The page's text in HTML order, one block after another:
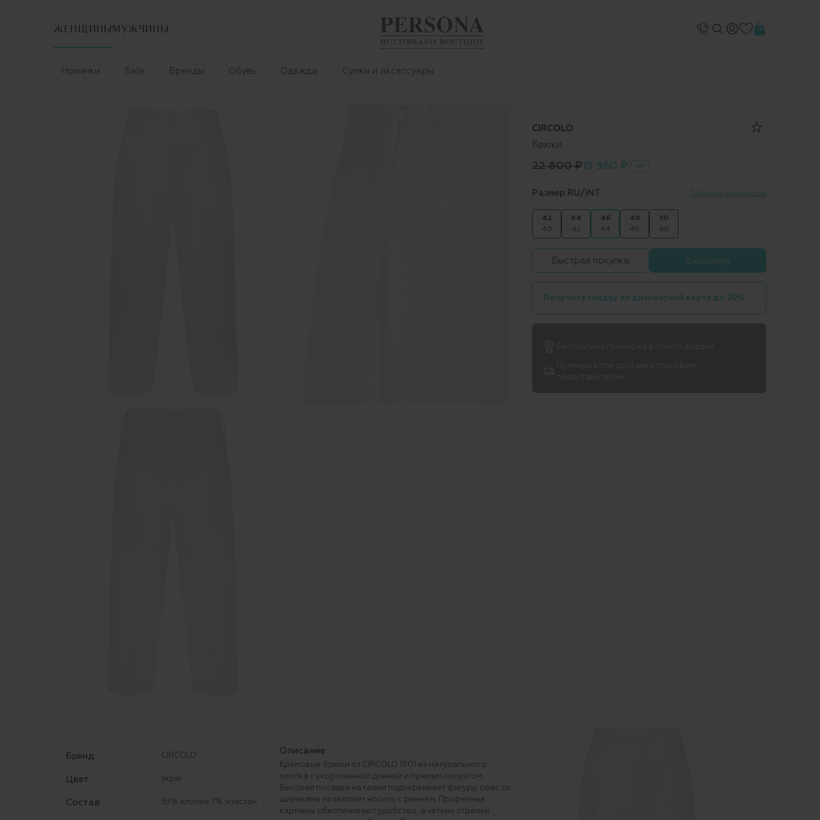
ЖЕНЩИНЫ МУЖЧИНЫ
Новинки Sale Бренды Обувь Одежда Сумки и аксессуары
CIRCOLO
Брюки
22 800 ₽15 960 ₽ -30%
Размер RU/INT Таблица размеров
42
40
44
42
46
44
48
46
50
48
Быстрая покупка В корзину
Получите скидку по дисконтной карте до 20%
Бренд CIRCOLO
Цвет экрю
Состав 93% хлопок 7% эластан
Описание
Кремовые брюки от CIRCOLO 1901 из натурального
хлопка с укороченной длиной и прямым силуэтом.
Высокая посадка на талии подчеркивает фигуру, пояс со
шлевками позволяет носить с ремнем. Прорезные
карманы обеспечивают удобство, а четкие стрелки